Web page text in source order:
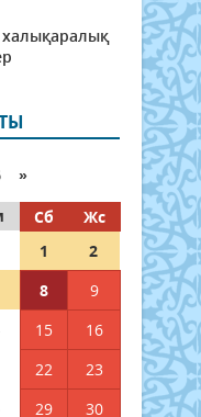
халықаралық
»
Сб
Жс
1
2
8
9
15
16
22
23
29
30